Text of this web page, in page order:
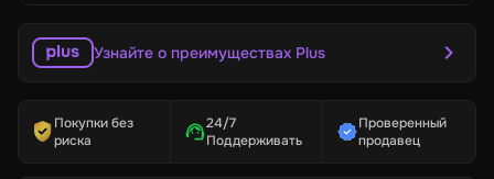
Узнайте о преимуществах Plus
Покупки без
риска
24/7
Поддерживать
Проверенный
продавец